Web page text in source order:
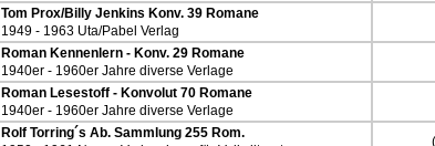
Tom Prox/Billy Jenkins Konv. 39 Romane
1949 - 1963 Uta/Pabel Verlag
Roman Kennenlern - Konv. 29 Romane
1940er - 1960er Jahre diverse Verlage
Roman Lesestoff - Konvolut 70 Romane
1940er - 1960er Jahre diverse Verlage
Rolf Torring´s Ab. Sammlung 255 Rom.